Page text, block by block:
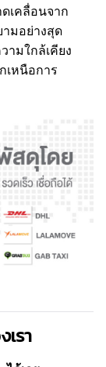
เคลื่อนจาก
มอย่างสุด
ามใกล้เคียง
เหนือการ
รา